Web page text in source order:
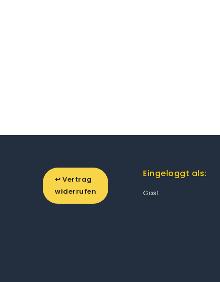
↩ Vertrag
widerrufen
Eingeloggt als:
Gast